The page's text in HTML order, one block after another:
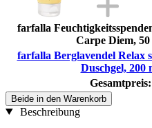
farfalla
Carpe Diem,
farfalla Berglavendel Relax
Duschgel, 200
Gesamtpreis:
Beide in den Warenkorb
Beschreibung